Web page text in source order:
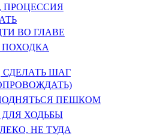
ПРОЦЕССИЯ
ВО ГЛАВЕ
ПОХОДКА
ШАГ
ПЕШКОМ
ХОДЬБЫ
НЕ ТУДА